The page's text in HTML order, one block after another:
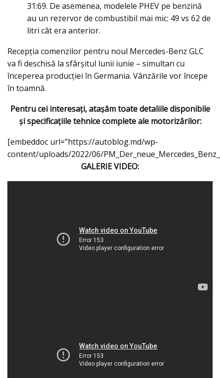
31:69. De asemenea, modelele PHEV pe benzină
au un rezervor de combustibil mai mic: 49 vs 62 de
litri cât era anterior.
Recepția comenzilor pentru noul Mercedes-Benz GLC
va fi deschisă la sfârșitul lunii iunie – simultan cu
începerea producției în Germania. Vânzările vor începe
în toamnă.
Pentru cei interesaţi, ataşăm toate detaliile disponibile
şi specificaţiile tehnice complete ale motorizărilor:
[embeddoc url=”https://autoblog.md/wp-
content/uploads/2022/06/
GALERIE VIDEO: